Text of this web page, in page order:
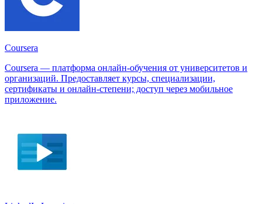
Coursera
Coursera — платформа онлайн‑обучения от университетов и
организаций. Предоставляет курсы, специализации,
сертификаты и онлайн‑степени; доступ через мобильное
приложение.